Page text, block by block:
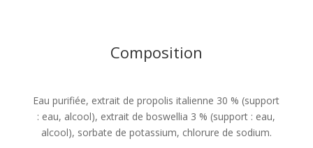
Composition
Eau purifiée, extrait de propolis italienne 30 % (support
: eau, alcool), extrait de boswellia 3 % (support : eau,
alcool), sorbate de potassium, chlorure de sodium.